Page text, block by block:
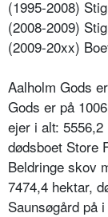
(1995-2008)
(2008-2009)
(2009-20xx)
Aalholm Gods
Gods er på
ejer i alt:
dødsboet Store
Beldringe skov
7474,4 hektar,
Saunsøgård på